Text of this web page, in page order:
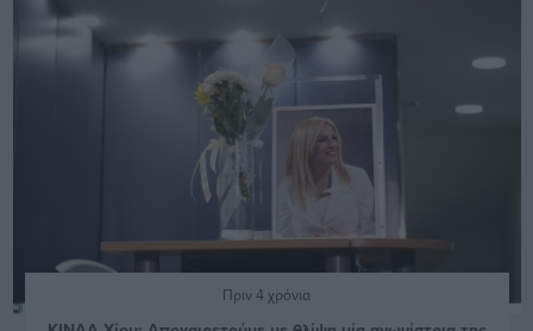
Πριν 4 χρόνια